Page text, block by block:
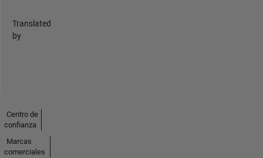
Translated
by
Centro de
confianza
Marcas
comerciales